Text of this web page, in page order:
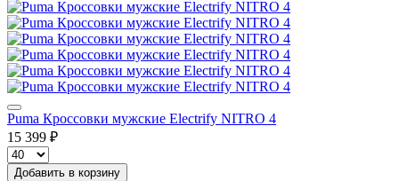
Puma Кроссовки мужские Electrify NITRO 4
15 399 ₽
Добавить в корзину